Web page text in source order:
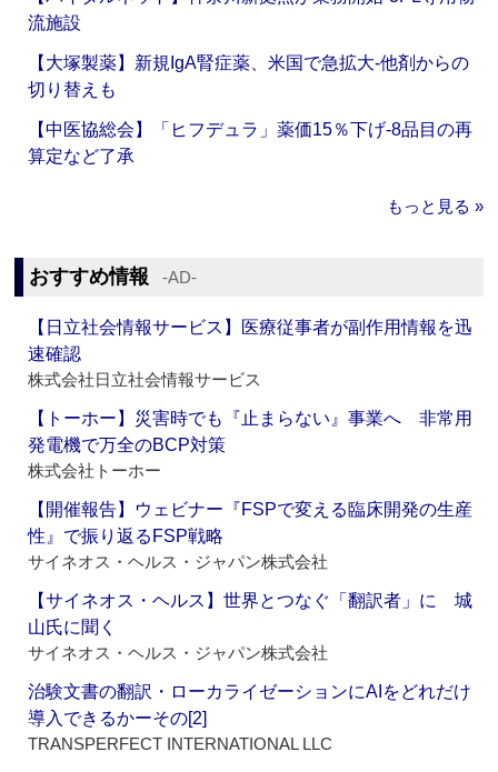
流施設
【大塚製薬】新規IgA腎症薬、米国で急拡大‐他剤からの
切り替えも
【中医協総会】「ヒフデュラ」薬価15％下げ‐8品目の再
算定など了承
もっと見る »
おすすめ情報 ‐AD‐
【日立社会情報サービス】医療従事者が副作用情報を迅
速確認
株式会社日立社会情報サービス
【トーホー】災害時でも『止まらない』事業へ 非常用
発電機で万全のBCP対策
株式会社トーホー
【開催報告】ウェビナー『FSPで変える臨床開発の生産
性』で振り返るFSP戦略
サイネオス・ヘルス・ジャパン株式会社
【サイネオス・ヘルス】世界とつなぐ「翻訳者」に 城
山氏に聞く
サイネオス・ヘルス・ジャパン株式会社
治験文書の翻訳・ローカライゼーションにAIをどれだけ
導入できるかーその[2]
TRANSPERFECT INTERNATIONAL LLC